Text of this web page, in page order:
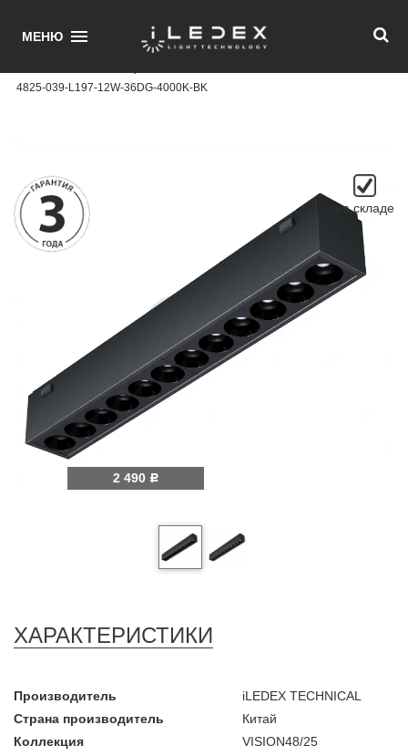
МЕНЮ
4825-039-L197-12W-36DG-4000K-BK
на складе
2 490 Р
ХАРАКТЕРИСТИКИ
Производитель
iLEDEX TECHNICAL
Страна производитель
Китай
Коллекция
VISION48/25